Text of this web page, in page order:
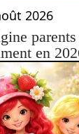
2026
parents
en